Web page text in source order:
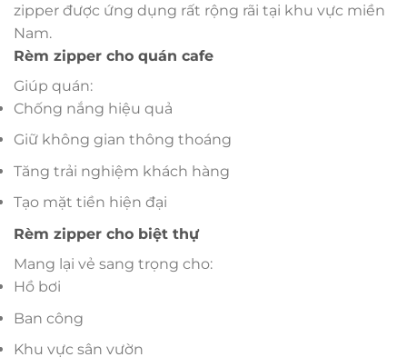
zipper được ứng dụng rất rộng rãi tại khu vực miền
Nam.
Rèm zipper cho quán cafe
Giúp quán:
Chống nắng hiệu quả
Giữ không gian thông thoáng
Tăng trải nghiệm khách hàng
Tạo mặt tiền hiện đại
Rèm zipper cho biệt thự
Mang lại vẻ sang trọng cho:
Hồ bơi
Ban công
Khu vực sân vườn